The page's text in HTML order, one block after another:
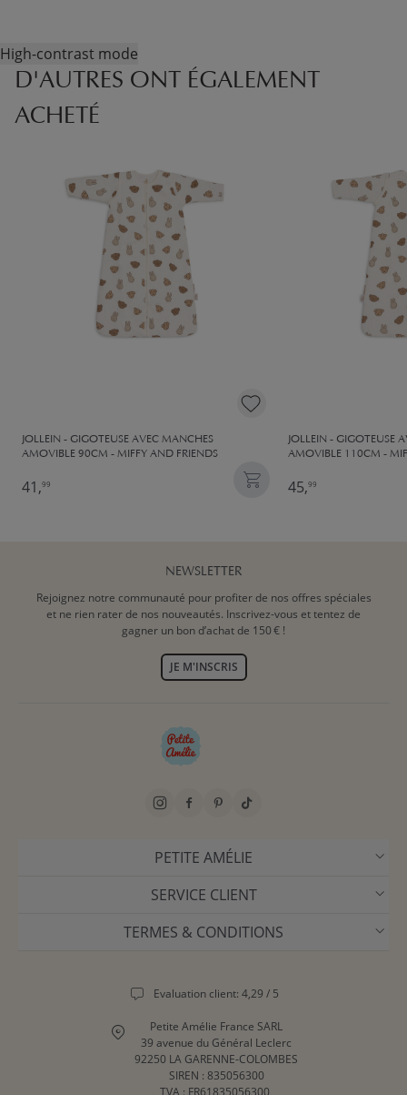
High-contrast mode
D'AUTRES ONT ÉGALEMENT
ACHETÉ
JOLLEIN - GIGOTEUSE AVEC MANCHES
AMOVIBLE 90CM - MIFFY AND FRIENDS
41,99
JOLLEIN - GIGOTEUSE
AMOVIBLE 110CM -
45,99
NEWSLETTER
Rejoignez notre communauté pour profiter de nos offres spéciales
et ne rien rater de nos nouveautés. Inscrivez-vous et tentez de
gagner un bon d’achat de 150 € !
JE M'INSCRIS
PETITE AMÉLIE
SERVICE CLIENT
TERMES & CONDITIONS
Evaluation client: 4,29 / 5
Petite Amélie France SARL
39 avenue du Général Leclerc
92250 LA GARENNE-COLOMBES
SIREN : 835056300